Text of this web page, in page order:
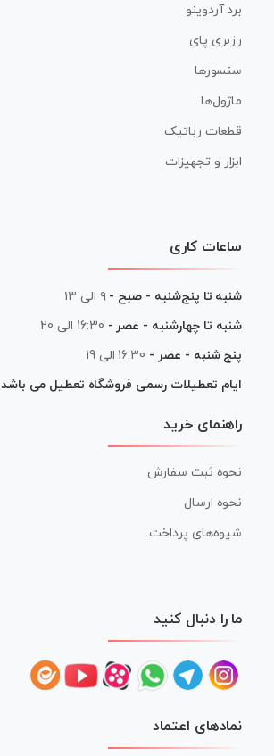
برد آردوینو
رزبری پای
سنسورها
ماژول‌ها
قطعات رباتیک
ابزار و تجهیزات
ساعات کاری
شنبه تا پنج‌شنبه - صبح - ۹ الی ۱۳
شنبه تا چهارشنبه - عصر - 16:30 الی 20
پنج شنبه - عصر - 16:30 الی 19
ایام تعطیلات رسمی فروشگاه تعطیل می باشد
راهنمای خرید
نحوه ثبت سفارش
نحوه ارسال
شیوه‌های پرداخت
ما را دنبال کنید
نمادهای اعتماد